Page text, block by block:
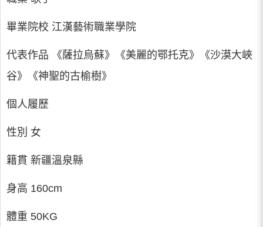
畢業院校 江漢藝術職業學院
代表作品 《薩拉烏蘇》《美麗的鄂托克》《沙漠大峽
谷》《神聖的古榆樹》
個人履歷
性別 女
籍貫 新疆溫泉縣
身高 160cm
體重 50KG